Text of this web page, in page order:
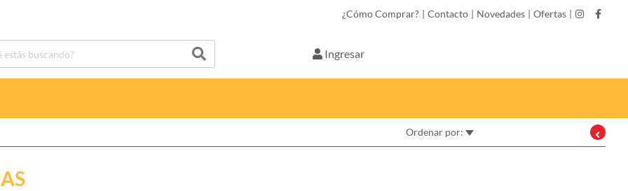
¿Cómo Comprar? | Contacto | Novedades | Ofertas |
Ingresar
Ordenar por: